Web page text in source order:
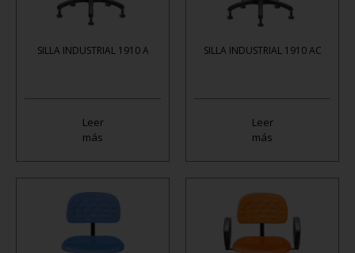
SILLA INDUSTRIAL 1910 A
Leer
más
SILLA INDUSTRIAL 1910 AC
Leer
más